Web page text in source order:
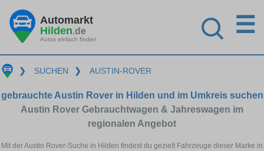
Automarkt
Hilden.de
Autos einfach finden
☰
❯ SUCHEN ❯ AUSTIN-ROVER
gebrauchte Austin Rover in Hilden und im Umkreis suchen
Austin Rover Gebrauchtwagen & Jahreswagen im
regionalen Angebot
Mit der Austin Rover-Suche in Hilden findest du gezielt Fahrzeuge dieser Marke in